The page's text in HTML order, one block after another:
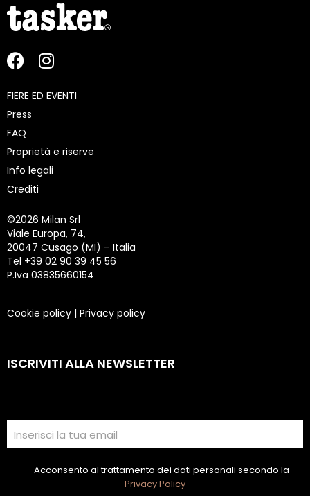
FIERE ED EVENTI
Press
FAQ
Proprietà e riserve
Info legali
Crediti
©2026 Milan Srl
Viale Europa, 74,
20047 Cusago (MI) – Italia
Tel +39 02 90 39 45 56
P.Iva 03835660154
Cookie policy | Privacy policy
ISCRIVITI ALLA NEWSLETTER
Acconsento al trattamento dei dati personali secondo la
Privacy Policy